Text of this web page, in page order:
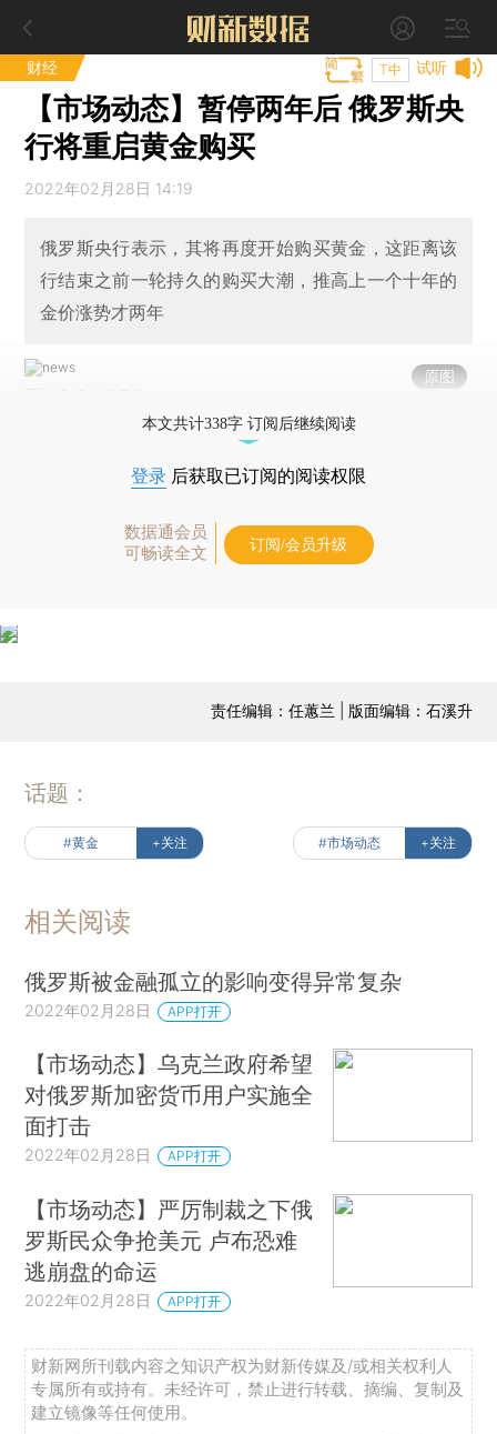
财经 试听
T中
【市场动态】暂停两年后 俄罗斯央
行将重启黄金购买
2022年02月28日 14:19
俄罗斯央行表示，其将再度开始购买黄金，这距离该
行结束之前一轮持久的购买大潮，推高上一个十年的
金价涨势才两年
原图
本文共计338字 订阅后继续阅读
登录 后获取已订阅的阅读权限
数据通会员
可畅读全文
订阅/会员升级
责任编辑：任蕙兰 | 版面编辑：石溪升
话题：
#黄金 +关注 #市场动态 +关注
相关阅读
俄罗斯被金融孤立的影响变得异常复杂
2022年02月28日 APP打开
【市场动态】乌克兰政府希望
对俄罗斯加密货币用户实施全
面打击
2022年02月28日 APP打开
【市场动态】严厉制裁之下俄
罗斯民众争抢美元 卢布恐难
逃崩盘的命运
2022年02月28日 APP打开
财新网所刊载内容之知识产权为财新传媒及/或相关权利人
专属所有或持有。未经许可，禁止进行转载、摘编、复制及
建立镜像等任何使用。